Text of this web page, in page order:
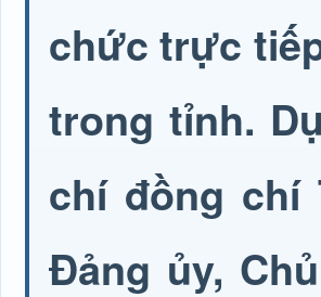
chức trực
trong tỉnh.
chí đồng chí
Đảng ủy,